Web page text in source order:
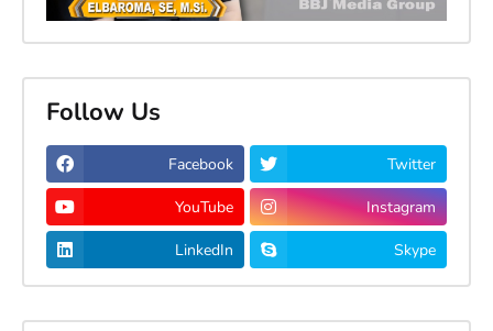
Follow Us
Facebook Twitter
YouTube Instagram
LinkedIn Skype